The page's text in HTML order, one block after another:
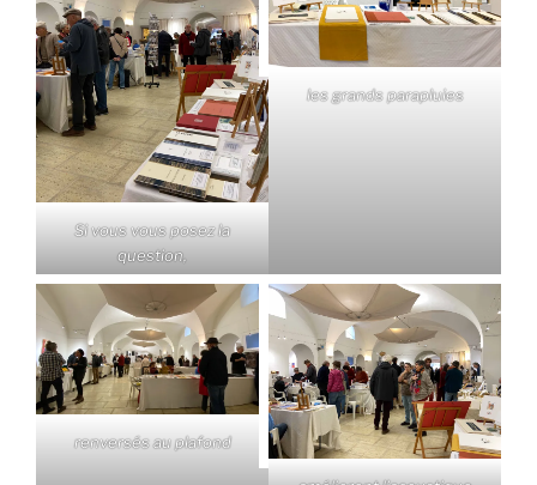
Si vous vous posez la
question,
les grands parapluies
renversés au plafond